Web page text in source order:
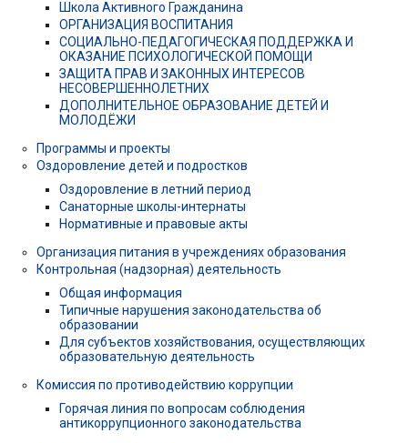
Школа Активного Гражданина
ОРГАНИЗАЦИЯ ВОСПИТАНИЯ
СОЦИАЛЬНО-ПЕДАГОГИЧЕСКАЯ ПОДДЕРЖКА И
ОКАЗАНИЕ ПСИХОЛОГИЧЕСКОЙ ПОМОЩИ
ЗАЩИТА ПРАВ И ЗАКОННЫХ ИНТЕРЕСОВ
НЕСОВЕРШЕННОЛЕТНИХ
ДОПОЛНИТЕЛЬНОЕ ОБРАЗОВАНИЕ ДЕТЕЙ И
МОЛОДЁЖИ
Программы и проекты
Оздоровление детей и подростков
Оздоровление в летний период
Санаторные школы-интернаты
Нормативные и правовые акты
Организация питания в учреждениях образования
Контрольная (надзорная) деятельность
Общая информация
Типичные нарушения законодательства об
образовании
Для субъектов хозяйствования, осуществляющих
образовательную деятельность
Комиссия по противодействию коррупции
Горячая линия по вопросам соблюдения
антикоррупционного законодательства